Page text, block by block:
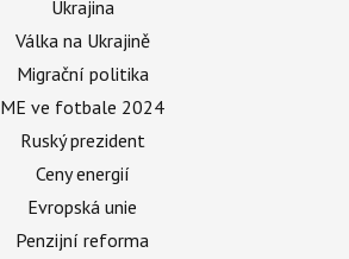
Ukrajina
Válka na Ukrajině
Migrační politika
ME ve fotbale 2024
Ruský prezident
Ceny energií
Evropská unie
Penzijní reforma